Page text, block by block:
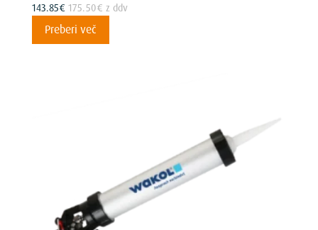
143.85€ 175.50€ z ddv
Preberi več